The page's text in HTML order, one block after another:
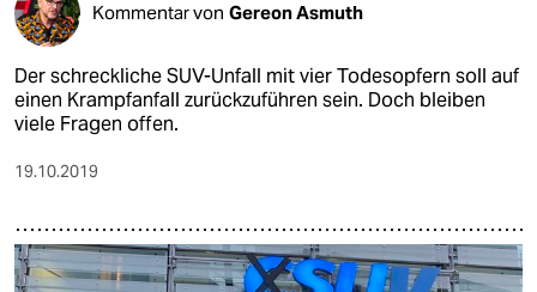
Kommentar von Gereon Asmuth
Der schreckliche SUV-Unfall mit vier Todesopfern soll auf
einen Krampfanfall zurückzuführen sein. Doch bleiben
viele Fragen offen.
19.10.2019